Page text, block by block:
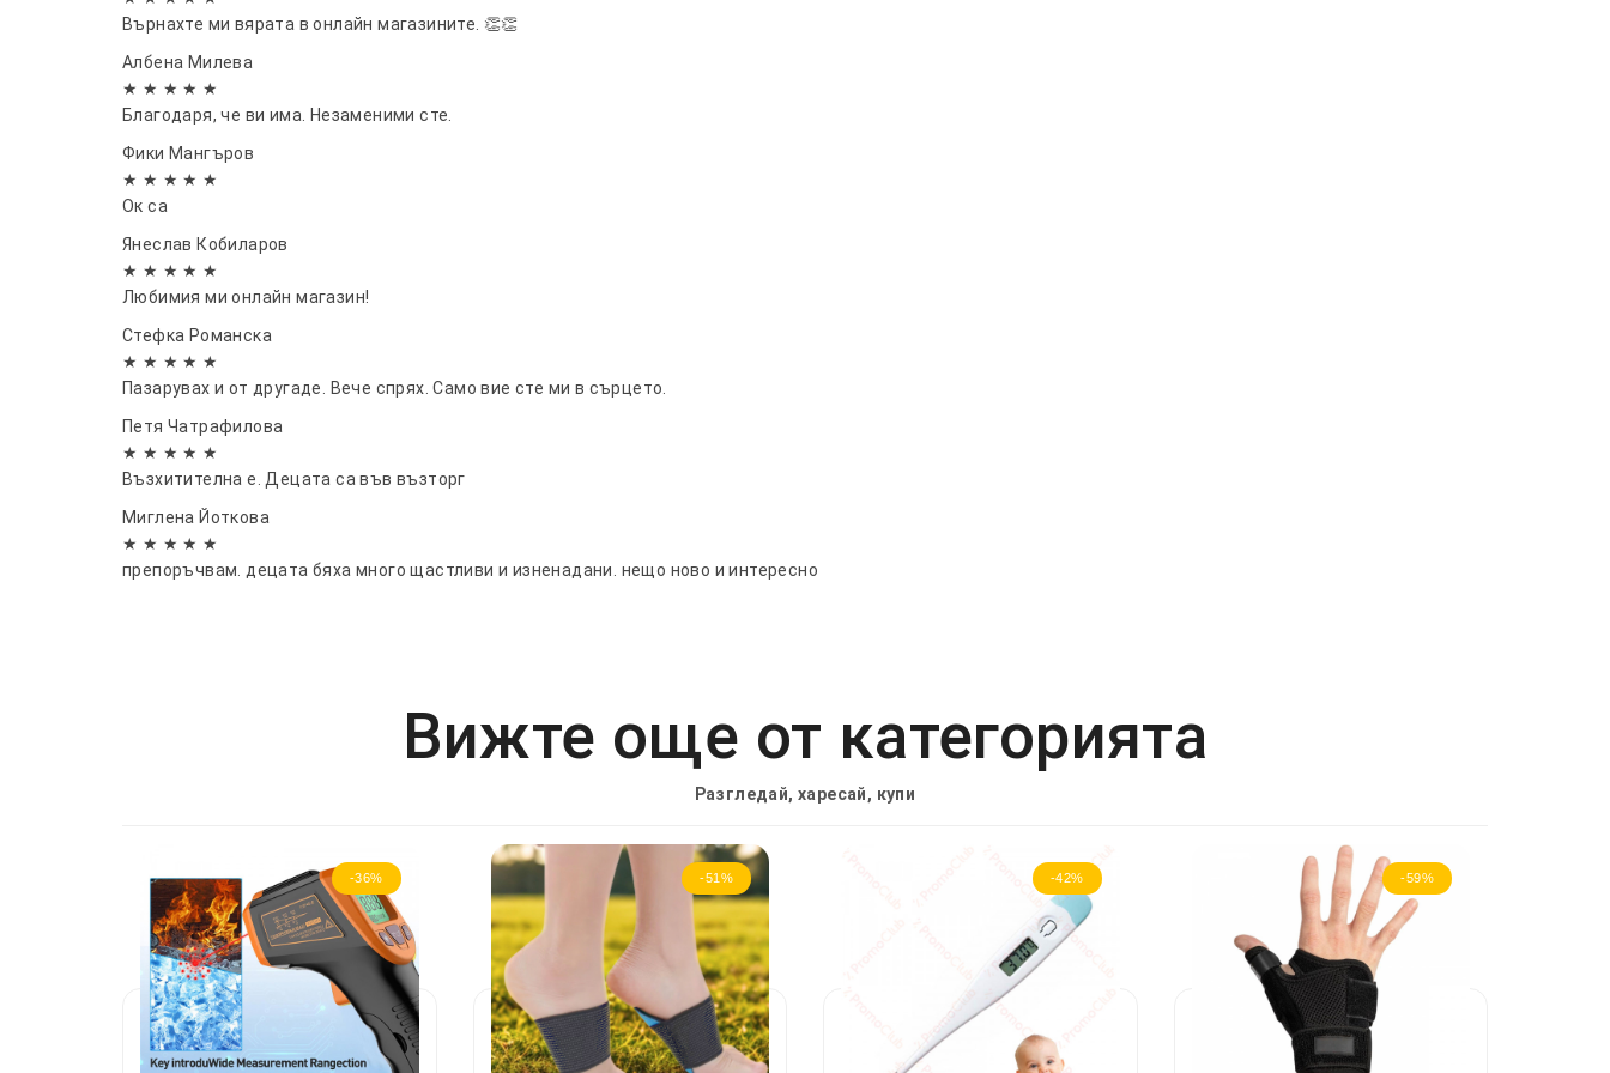
Време на работа: 5-8 часа
Брой отвори за мъгла: 1
Захранване: Работи с кабел USB Type C/ Захранващият адаптер НЕ е включен в комплекта
Автоматично изключване при липса на вода
Подходящ за помещения до 20 кв.м.
Количество на пулверизиране: 10-15 мл/час
Номинално напрежениe: DC5.0V/1A
Текущо напрежение: ≤1A
Мощност: ≤5W
Материал: ABS/PP/PC/PCBA, без BP
Метод на работа: Ултразвукови вибрации с честота 2.4MHz
Ниво на шум: 36dB
Върнахте ми вярата в онлайн магазините. 👏👏
Албена Милева
★ ★ ★ ★ ★
Благодаря, че ви има. Незаменими сте.
Фики Мангъров
★ ★ ★ ★ ★
Ок са
Янеслав Кобиларов
★ ★ ★ ★ ★
Любимия ми онлайн магазин!
Стефка Романска
★ ★ ★ ★ ★
Пазарувах и от другаде. Вече спрях. Само вие сте ми в сърцето.
Петя Чатрафилова
★ ★ ★ ★ ★
Възхитителна е. Децата са във възторг
Миглена Йоткова
★ ★ ★ ★ ★
препоръчвам. децата бяха много щастливи и изненадани. нещо ново и интересно
Вижте още от категорията
Разгледай, харесай, купи
-36% -51% -42% -59%